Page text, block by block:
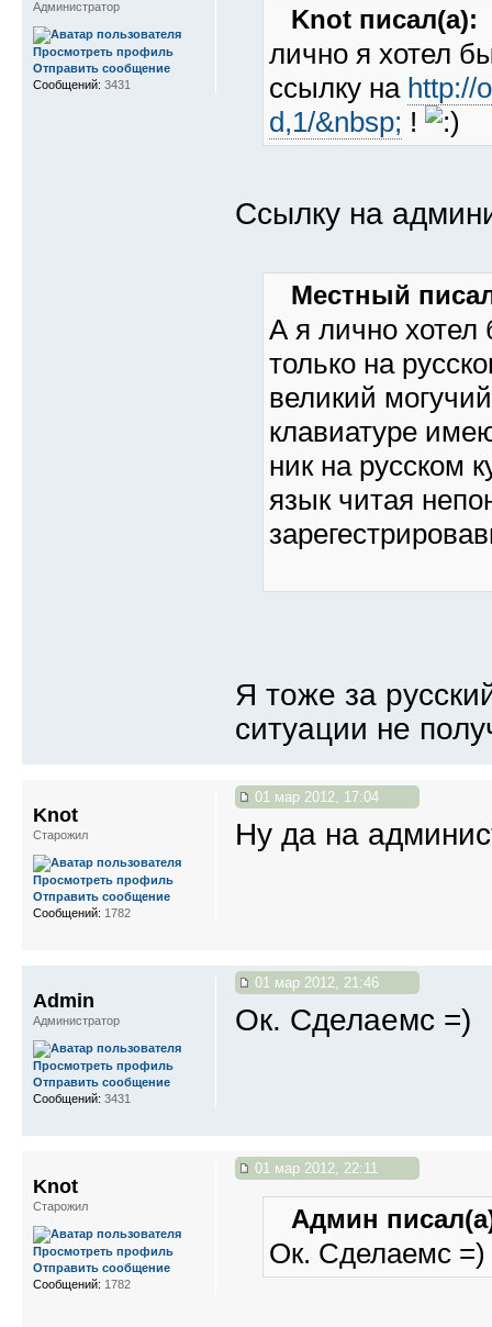
Knot писал(а):
лично я хотел
ссылку на http://
d,1/&nbsp; !
Ссылку на
Местный
А я лично
только на
великий
клавиатуре
ник на русском
язык читая
Я тоже за
ситуации не
Администратор
Просмотреть профиль
Отправить сообщение
Сообщений: 3431
01 мар 2012, 17:04
Ну да на
Knot
Старожил
Просмотреть профиль
Отправить сообщение
Сообщений: 1782
01 мар 2012, 21:46
Ок. Сделаемс =)
Admin
Администратор
Просмотреть профиль
Отправить сообщение
Сообщений: 3431
01 мар 2012, 22:11
Админ
Ок. Сделаемс =)
Knot
Старожил
Просмотреть профиль
Отправить сообщение
Сообщений: 1782